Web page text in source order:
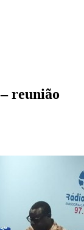
reunião